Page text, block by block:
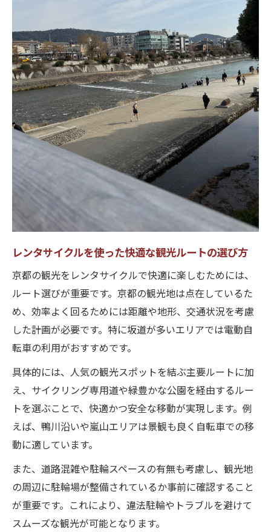
レンタサイクル利用時の駐輪マナーと注意
点
違法駐輪による撤去トラブルを防ぐための
対策
レンタサイクル利用者のための安全運転ガ
イド
レンタサイクルで守りたい京都のマナーと
心得
レンタサイクル選びでトラブルを回避する賢い
知識
レンタサイクル選びで押さえるべき重要ポ
イント
比較で分かるレンタサイクルの失敗しない
レンタサイクルトラブル事例とその予防策
まとめ
利用前に確認したい補償内容とルールのポ
イント
クル選び
レンタサイクルを使った快適な観光ルートの選び方
京都の観光をレンタサイクルで快適に楽しむためには、
ルート選びが重要です。京都の観光地は点在しているた
め、効率よく回るためには距離や地形、交通状況を考慮
した計画が必要です。特に坂道が多いエリアでは電動自
転車の利用がおすすめです。
具体的には、人気の観光スポットを結ぶ主要ルートに加
え、サイクリング専用道や緑豊かな公園を経由するルー
トを選ぶことで、快適かつ安全な移動が実現します。例
えば、鴨川沿いや嵐山エリアは景観も良く自転車での移
動に適しています。
また、道路混雑や駐輪スペースの有無も考慮し、観光地
の周辺に駐輪場が整備されているか事前に確認すること
が重要です。これにより、違法駐輪やトラブルを避けて
スムーズな観光が可能となります。